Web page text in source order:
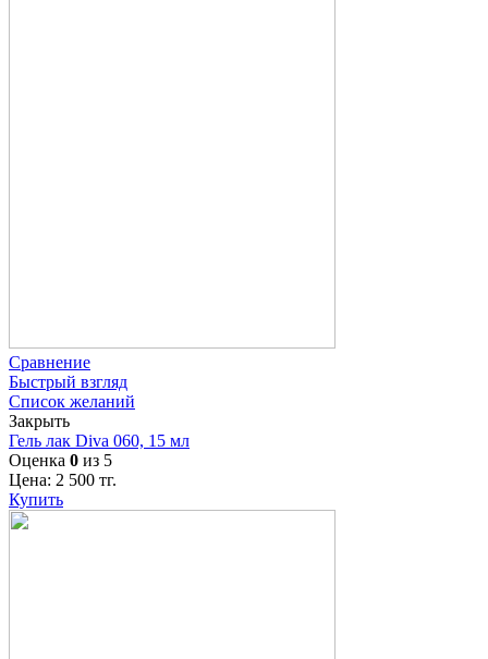
Сравнение
Быстрый взгляд
Список желаний
Закрыть
Гель лак Diva 060, 15 мл
Оценка 0 из 5
Цена: 2 500 тг.
Купить